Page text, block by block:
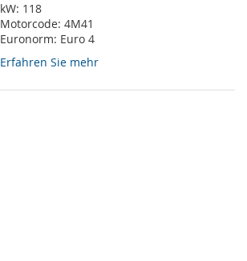
kW: 118
Motorcode: 4M41
Euronorm: Euro 4
Erfahren Sie mehr